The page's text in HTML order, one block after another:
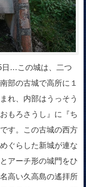
…この城は、二つ
部の古城で高所に１
れ、内部はうっそう
もろさうし』に『ち
す。この古城の西方
ぐらした新城が連な
アーチ形の城門をひ
高い久高島の遙拝所